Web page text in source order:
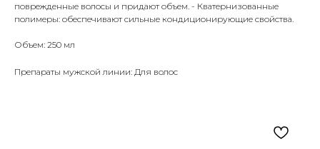
поврежденные волосы и придают объем. - Кватернизованные
полимеры: обеспечивают сильные кондиционирующие свойства.
Объем: 250 мл
Препараты мужской линии: Для волос